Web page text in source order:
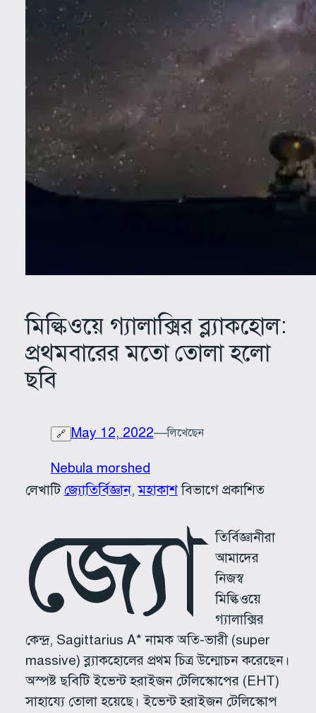
মিল্কিওয়ে গ্যালাক্সির ব্ল্যাকহোল:
প্রথমবারের মতো তোলা হলো
ছবি
🔗 May 12, 2022—লিখেছেন
Nebula morshed
লেখাটিজ্যোতির্বিজ্ঞান, মহাকাশবিভাগে প্রকাশিত
জ্যো
তির্বিজ্ঞানীরা
আমাদের
নিজস্ব
মিল্কিওয়ে
গ্যালাক্সির
কেন্দ্র, Sagittarius A* নামক অতি-ভারী (super
massive) ব্ল্যাকহোলের প্রথম চিত্র উন্মোচন করেছেন।
অস্পষ্ট ছবিটি ইভেন্ট হরাইজন টেলিস্কোপের (EHT)
সাহায্যে তোলা হয়েছে। ইভেন্ট হরাইজন টেলিস্কোপ